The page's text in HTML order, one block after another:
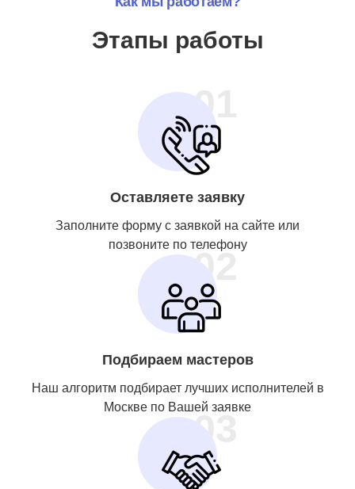
Этапы работы
01
Оставляете заявку
Заполните форму с заявкой на сайте или
позвоните по телефону
02
Подбираем мастеров
Наш алгоритм подбирает лучших исполнителей в
Москве по Вашей заявке
03